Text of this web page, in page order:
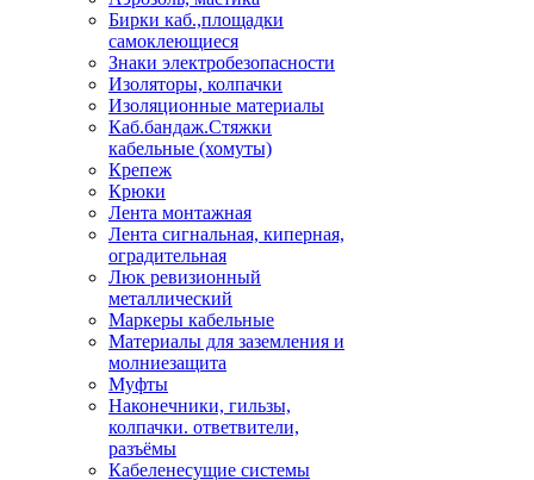
Бирки каб.,площадки
самоклеющиеся
Знаки электробезопасности
Изоляторы, колпачки
Изоляционные материалы
Каб.бандаж.Стяжки
кабельные (хомуты)
Крепеж
Крюки
Лента монтажная
Лента сигнальная, киперная,
оградительная
Люк ревизионный
металлический
Маркеры кабельные
Материалы для заземления и
молниезащита
Муфты
Наконечники, гильзы,
колпачки. ответвители,
разъёмы
Кабеленесущие системы